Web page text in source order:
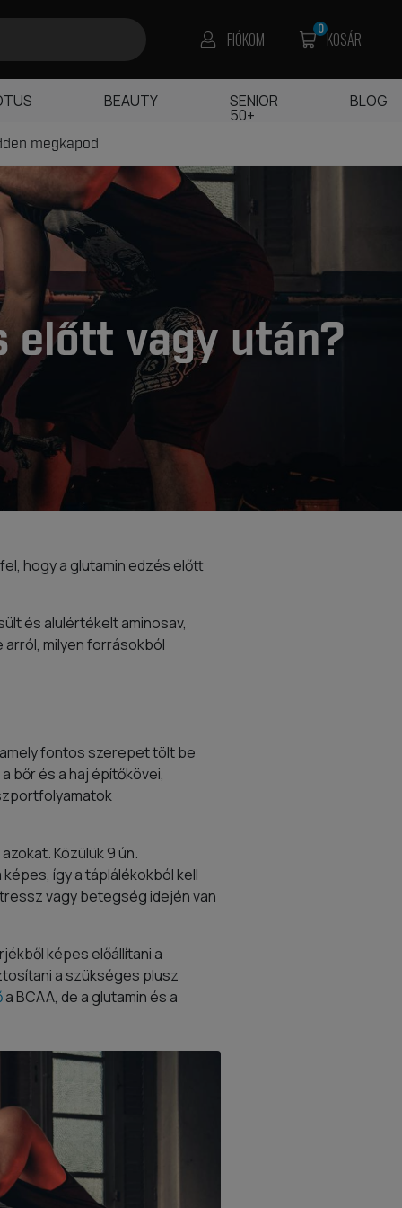
megkapod
előtt vagy után?
hogy a glutamin edzés előtt
és alulértékelt aminosav,
milyen forrásokból
fontos szerepet tölt be
bőr és a haj építőkövei,
Közülük 9 ún.
így a táplálékokból kell
vagy betegség idején van
képes előállítani a
a szükséges plusz
a BCAA, de a glutamin és a
FIÓKOM KOSÁR
0
BEAUTY SENIOR
50+
BLOG